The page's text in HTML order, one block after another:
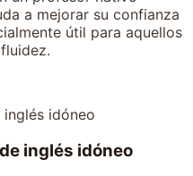
a mejorar su confianza
útil para aquellos
inglés idóneo